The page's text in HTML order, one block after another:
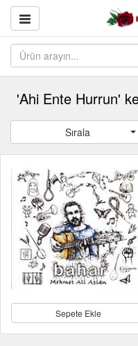
'Ahi Ente Hurrun'
Sırala
Sepete Ekle